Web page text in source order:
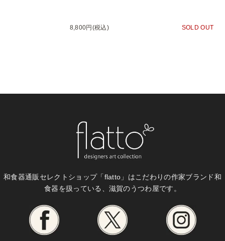
8,800円(税込) SOLD OUT
和食器通販セレクトショップ「flatto」はこだわりの作家ブランド和
食器を扱っている、滋賀のうつわ屋です。